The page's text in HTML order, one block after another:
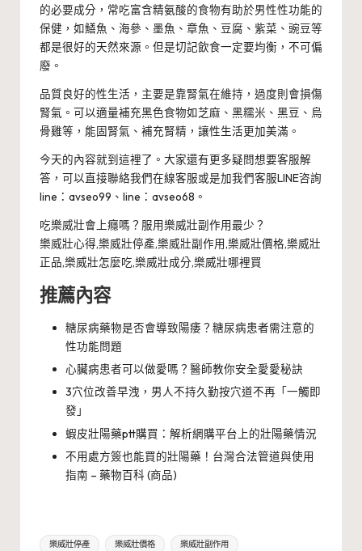
的必要成分，常吃富含精氨酸的食物有助於男性性功能的
保健，如鱔魚、海參、墨魚、章魚、豆腐、紫菜、豌豆等
都是很好的天然來源。但是切記飲食一定要均衡，不可偏
廢。
品質良好的性生活，主要是靠腎氣在維持，過度則會損傷
腎氣。可以適量補充黑色食物如芝麻、黑糯米、黑豆、烏
骨雞等，能固腎氣、補充腎精，讓性生活更加美滿。
今天的內容就到這裡了。大家還有更多疑問想要客服解
答，可以直接聯絡我們在線客服或是加我們客服LINE咨詢
line：avseo99、line：avseo68。
吃樂威壯會上癮嗎？服用樂威壯副作用最少？
樂威壯心得,樂威壯停產,樂威壯副作用,樂威壯價格,樂威壯
正品,樂威壯怎麼吃,樂威壯成分,樂威壯哪裡買
推薦內容
糖尿病藥物是否會導致陽痿？糖尿病患者需注意的
性功能問題
心臟病患者可以做愛嗎？醫師教你安全愛愛秘訣
3穴位改善早洩，男人不持久勤按穴道不再「一觸即
發」
蝦皮壯陽藥ptt購買：解析網購平台上的壯陽藥情況
不用處方簽也能買的壯陽藥！台灣合法管道與使用
指南 – 藥物百科 (商品)
Tags:
樂威壯停產 樂威壯價格 樂威壯副作用